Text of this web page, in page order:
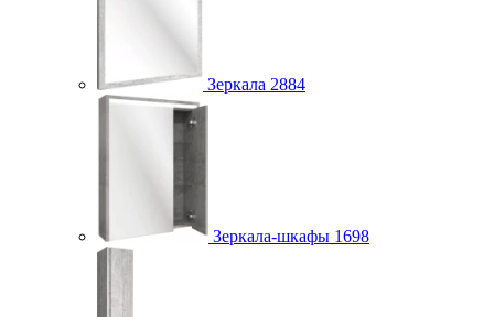
Зеркала 2884
Зеркала-шкафы 1698